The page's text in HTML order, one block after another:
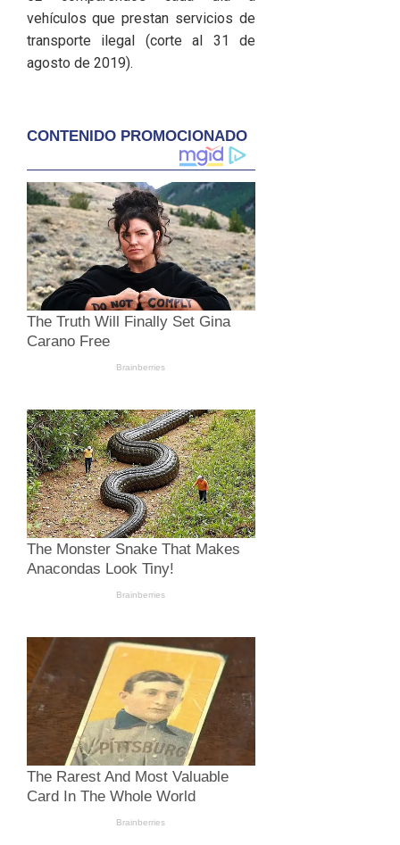
vehículos que prestan servicios de
transporte ilegal (corte al 31 de
agosto de 2019).